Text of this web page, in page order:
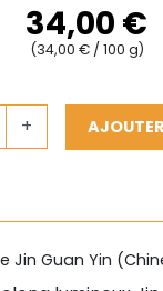
34,00 €
(34,00 € / 100 g)
+
Jin Guan Yin